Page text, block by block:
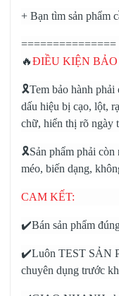
+ Bạn tìm sản phẩm
===============
🔥ĐIỀU KIỆN
🎗️Tem bảo hành phải
dấu hiệu bị cạo, lột,
chữ, hiển thị rõ ngày
🎗️Sản phẩm phải
méo, biến dạng,
CAM KẾT:
✔️Bán sản phẩm
✔️Luôn TEST SẢN
chuyên dụng trước